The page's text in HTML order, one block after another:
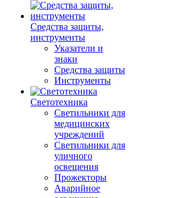
Средства защиты,
инструменты
Указатели и
знаки
Средства защиты
Инструменты
Светотехника
Светильники для
медицинских
учреждений
Светильники для
уличного
освещения
Прожекторы
Аварийное